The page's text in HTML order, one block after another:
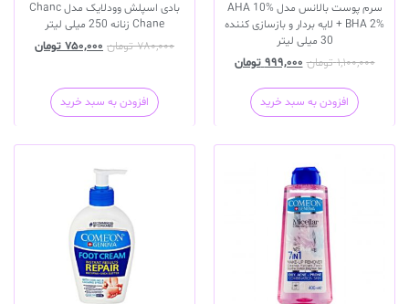
سرم پوست بالانس مدل AHA 10%
+ BHA 2% لایه بردار و بازسازی کننده
30 میلی لیتر
۱,۱۰۰,۰۰۰ تومان ۹۹۹,۰۰۰ تومان
افزودن به سبد خرید
بادی اسپلش وودلایک مدل Chanc
Chane زنانه 250 میلی لیتر
۷۸۰,۰۰۰ تومان ۷۵۰,۰۰۰ تومان
افزودن به سبد خرید